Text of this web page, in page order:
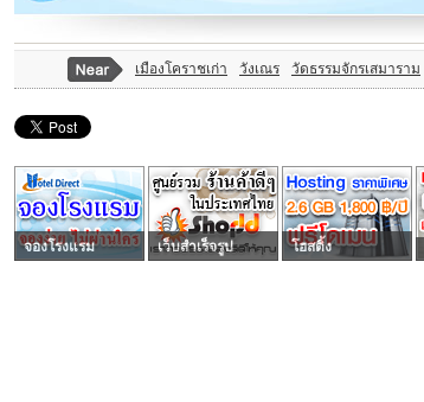
เมืองโคราชเก่า วังเณร วัดธรรมจักรเสมาราม
จองโรงแรม เว็บสำเร็จรูป โฮสติ้ง